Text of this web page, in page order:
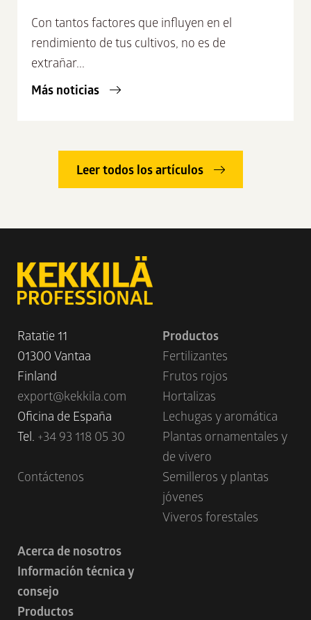
Con tantos factores que influyen en el
rendimiento de tus cultivos, no es de
extrañar...
Más noticias
Leer todos los artículos
Ratatie 11
01300 Vantaa
Finland
export@kekkila.com
Oficina de España
Tel. +34 93 118 05 30
Contáctenos
Productos
Fertilizantes
Frutos rojos
Hortalizas
Lechugas y aromática
Plantas ornamentales y
de vivero
Semilleros y plantas
jóvenes
Viveros forestales
Acerca de nosotros
Información técnica y
consejo
Productos